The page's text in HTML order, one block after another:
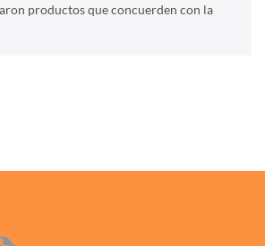
productos que concuerden con la